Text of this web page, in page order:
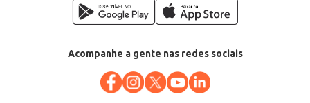
Acompanhe a gente nas redes sociais